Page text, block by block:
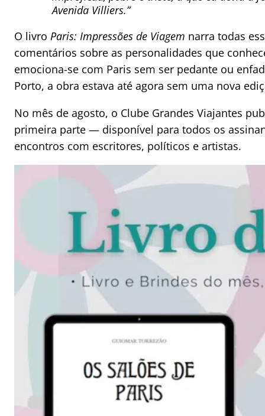
Avenida Villiers.”
O livro Paris: Impressões de Viagem narra todas
comentários sobre as personalidades que
emociona-se com Paris sem ser pedante ou
Porto, a obra estava até agora sem uma nova
No mês de agosto, o Clube Grandes Viajantes
primeira parte — disponível para todos os
encontros com escritores, políticos e artistas.